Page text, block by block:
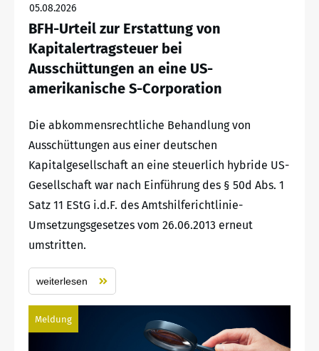
05.08.2026
BFH-Urteil zur Erstattung von
Kapitalertragsteuer bei
Ausschüttungen an eine US-
amerikanische S-Corporation
Die abkommensrechtliche Behandlung von
Ausschüttungen aus einer deutschen
Kapitalgesellschaft an eine steuerlich hybride US-
Gesellschaft war nach Einführung des § 50d Abs. 1
Satz 11 EStG i.d.F. des Amtshilferichtlinie-
Umsetzungsgesetzes vom 26.06.2013 erneut
umstritten.
weiterlesen
Meldung